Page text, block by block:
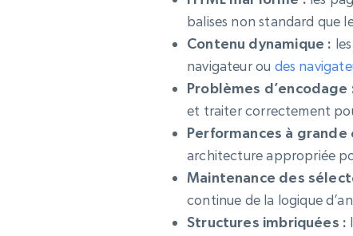
balises non standard que
Contenu dynamique :
navigateur ou des
Problèmes d’encodage
et traiter correctement
Performances à grande
architecture appropriée
Maintenance des
continue de la logique
Structures imbriquées :